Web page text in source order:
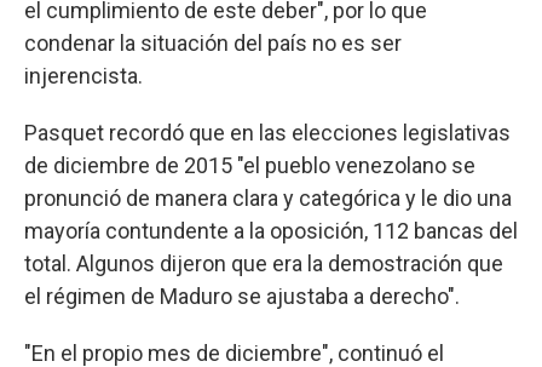
el cumplimiento de este deber", por lo que
condenar la situación del país no es ser
injerencista.
Pasquet recordó que en las elecciones legislativas
de diciembre de 2015 "el pueblo venezolano se
pronunció de manera clara y categórica y le dio una
mayoría contundente a la oposición, 112 bancas del
total. Algunos dijeron que era la demostración que
el régimen de Maduro se ajustaba a derecho".
"En el propio mes de diciembre", continuó el